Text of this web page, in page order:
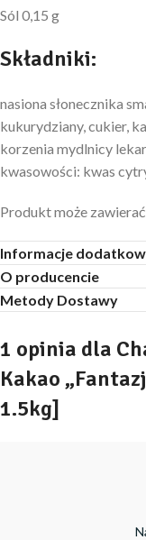
Sól 0,15 g
Składniki:
nasiona słonecznika
kukurydziany, cukier,
korzenia mydlnicy
kwasowości: kwas
Produkt może
Informacje
O producencie
Metody Dostawy
1 opinia dla
Kakao
1.5kg]